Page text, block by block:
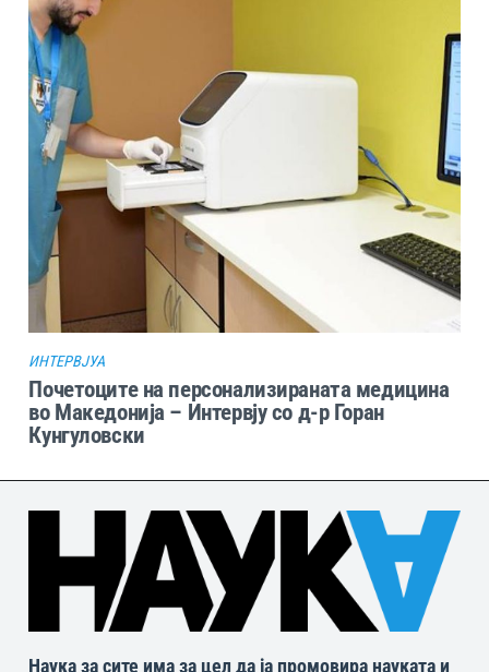
ИНТЕРВЈУА
Почетоците на персонализираната медицина
во Македонија – Интервју со д-р Горан
Кунгуловски
Наука за сите има за цел да ја промовира науката и